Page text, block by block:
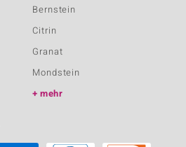
Bernstein
Citrin
Granat
Mondstein
mehr